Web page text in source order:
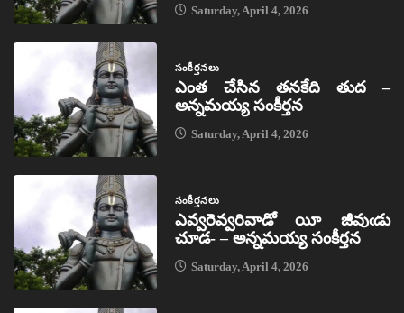
Saturday, April 4, 2026
సంకీర్తనలు
ఎంత చేసిన తనకేది తుద –
అన్నమయ్య సంకీర్తన
Saturday, April 4, 2026
సంకీర్తనలు
ఎవ్వరెవ్వరివాడో యీ జీవుఁడు
చూడ- – అన్నమయ్య సంకీర్తన
Saturday, April 4, 2026